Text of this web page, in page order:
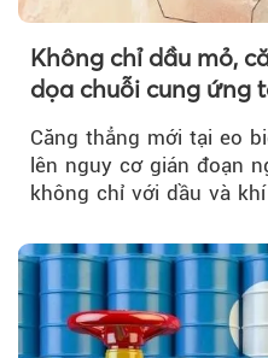
Không chỉ dầu mỏ,
dọa chuỗi cung ứng
Căng thẳng mới tại eo
lên nguy cơ gián đoạn
không chỉ với dầu và